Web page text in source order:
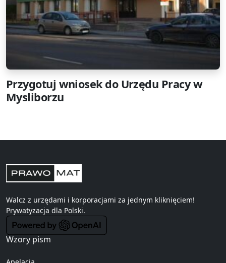
Przygotuj wniosek do Urzędu Pracy w
Mysliborzu
Walcz z urzędami i korporacjami za jednym kliknięciem!
Prywatyzacja dla Polski.
Wzory pism